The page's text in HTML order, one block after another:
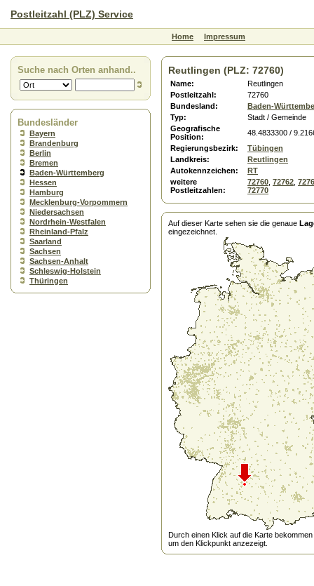
Postleitzahl (PLZ) Service
Home Impressum
Suche nach Orten anhand..
Bundesländer
Bayern
Brandenburg
Berlin
Bremen
Baden-Württemberg
Hessen
Hamburg
Mecklenburg-Vorpommern
Niedersachsen
Nordrhein-Westfalen
Rheinland-Pfalz
Saarland
Sachsen
Sachsen-Anhalt
Schleswig-Holstein
Thüringen
Reutlingen (PLZ: 72760)
Name:
Reutlingen
Postleitzahl:
72760
Bundesland:
Baden-
Typ:
Stadt / Gemeinde
Geografische
Position:
48.4833300 /
Regierungsbezirk:
Tübingen
Landkreis:
Reutlingen
Autokennzeichen:
RT
weitere
Postleitzahlen:
72760 72762
72770
Auf dieser Karte sehen sie die genaue
eingezeichnet.
Durch einen Klick auf die Karte
um den Klickpunkt anzezeigt.